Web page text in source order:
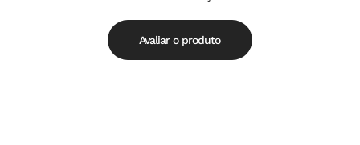
5.00de
5
Avaliar o produto